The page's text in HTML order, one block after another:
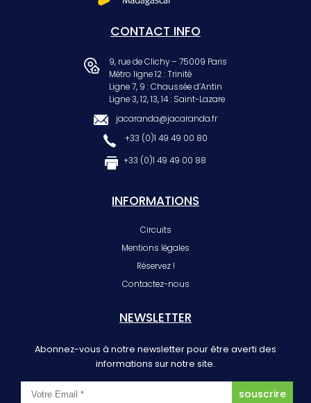
CONTACT INFO
9, rue de Clichy – 75009 Paris
Métro ligne 12 : Trinité
Ligne 7, 9 : Chaussée d’Antin
Ligne 3, 12, 13, 14 : Saint-Lazare
jacaranda@jacaranda.fr
+33 (0)1 49 49 00 80
+33 (0)1 49 49 00 88
INFORMATIONS
Circuits
Mentions légales
Réservez !
Contactez-nous
NEWSLETTER
Abonnez-vous à notre newsletter pour être averti des
informations sur notre site.